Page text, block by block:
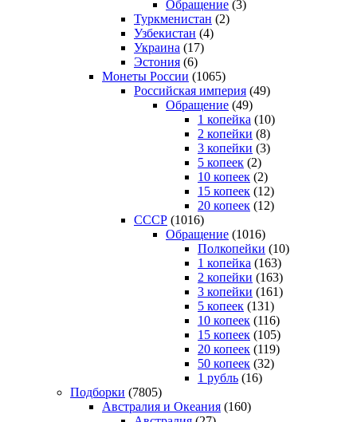
Обращение (3)
Туркменистан (2)
Узбекистан (4)
Украина (17)
Эстония (6)
Монеты России (1065)
Российская империя (49)
Обращение (49)
1 копейка (10)
2 копейки (8)
3 копейки (3)
5 копеек (2)
10 копеек (2)
15 копеек (12)
20 копеек (12)
СССР (1016)
Обращение (1016)
Полкопейки (10)
1 копейка (163)
2 копейки (163)
3 копейки (161)
5 копеек (131)
10 копеек (116)
15 копеек (105)
20 копеек (119)
50 копеек (32)
1 рубль (16)
Подборки (7805)
Австралия и Океания (160)